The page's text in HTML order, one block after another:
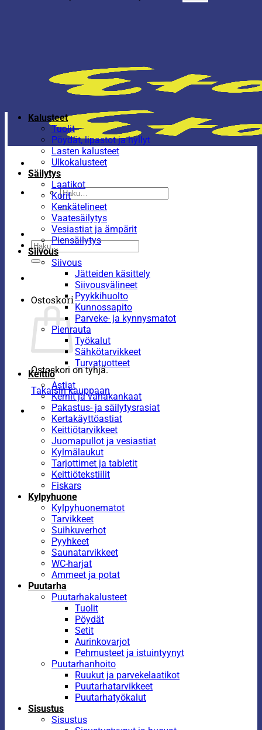
Etsi:
Etsi:
Ostoskori
Ostoskori on tyhjä.
Takaisin kauppaan
Kalusteet
Tuolit
Pöydät, lipastot ja hyllyt
Lasten kalusteet
Ulkokalusteet
Säilytys
Laatikot
Korit
Kenkätelineet
Vaatesäilytys
Vesiastiat ja ämpärit
Piensäilytys
Siivous
Siivous
Jätteiden käsittely
Siivousvälineet
Pyykkihuolto
Kunnossapito
Parveke- ja kynnysmatot
Pienrauta
Työkalut
Sähkötarvikkeet
Turvatuotteet
Keittiö
Astiat
Kernit ja vahakankaat
Pakastus- ja säilytysrasiat
Kertakäyttöastiat
Keittiötarvikkeet
Juomapullot ja vesiastiat
Kylmälaukut
Tarjottimet ja tabletit
Keittiötekstiilit
Fiskars
Kylpyhuone
Kylpyhuonematot
Tarvikkeet
Suihkuverhot
Pyyhkeet
Saunatarvikkeet
WC-harjat
Ammeet ja potat
Puutarha
Puutarhakalusteet
Tuolit
Pöydät
Setit
Aurinkovarjot
Pehmusteet ja istuintyynyt
Puutarhanhoito
Ruukut ja parvekelaatikot
Puutarhatarvikkeet
Puutarhatyökalut
Sisustus
Sisustus